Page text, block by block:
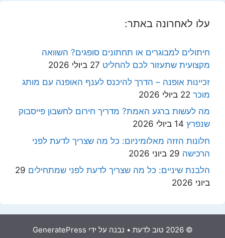
עלו לאחרונה באתר:
חיתולים למבוגרים או תחתונים סופגים? השוואה
מקצועית שתעזור לכם להחליט 27 ביולי 2026
זכיינות אופנה – הדרך להיכנס לענף האופנה עם מותג
מוכר 22 ביולי 2026
מה לעשות ברגע האמת? מדריך חירום לחשבון פייסבוק
שנפרץ 14 ביולי 2026
חלונות הזזה מאלומיניום: כל מה שצריך לדעת לפני
הרכישה 29 ביוני 2026
הלבנת שיניים: כל מה שצריך לדעת לפני שמתחילים 29
ביוני 2026
© 2026 טוב לדעת • נבנה על ידי GeneratePress